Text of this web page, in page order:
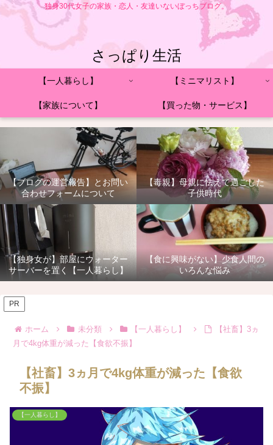
独身30代女子の家族・恋人・友達いないぼっちブログ。
さっぱり生活
【一人暮らし】 【ミニマリスト】
【家族について】 【買った物・サービス】
【ブログの運営報告】とお問い
合わせフォームについて
【毒親】母親に怯えて過ごした
子供時代
【独身女が】部屋にウォーター
サーバーを置く【一人暮らし】
【食に興味がない】少食人間の
いろんな悩み
PR
ホーム 未分類 【一人暮らし】
【社畜】3ヵ
月で4kg体重が減った【食欲不振】
【社畜】3ヵ月で4kg体重が減った【食欲
不振】
【一人暮らし】